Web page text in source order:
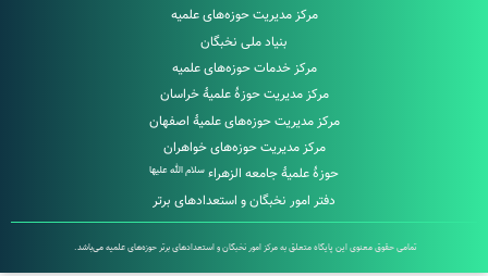
مرکز مدیریت حوزه‌های علمیه
بنیاد ملی نخبگان
مرکز خدمات حوزه‌های علمیه
مرکز مدیریت حوزۀ علمیۀ خراسان
مرکز مدیریت حوزه‌های علمیۀ اصفهان
مرکز مدیریت حوزه‌های خواهران
حوزۀ علمیۀ جامعه الزهراءسلام الله علیها
دفتر امور نخبگان و استعدادهای برتر
تمامی حقوق معنوی این پایگاه متعلق به مرکز امور نخبگان و استعدادهای برتر حوزه‌های علمیه می‌باشد.